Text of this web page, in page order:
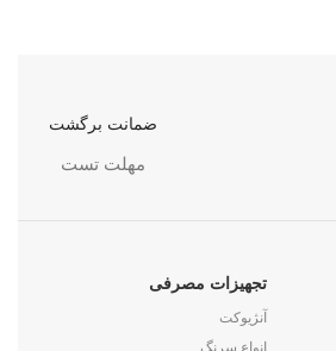
ضمانت برگشت
مهلت تست
تجهیزات مصرفی
آنژیوکت
انواع سرنگ